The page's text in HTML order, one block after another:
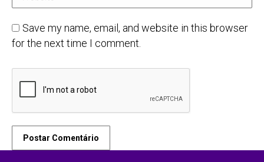
Save my name, email, and website in this browser
for the next time I comment.
Postar Comentário